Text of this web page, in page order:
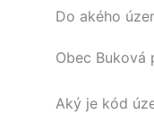
Do akého
Obec Buková
Aký je kód